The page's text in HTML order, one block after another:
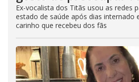
Ex-vocalista dos Titãs usou as redes
estado de saúde após dias internado
carinho que recebeu dos fãs